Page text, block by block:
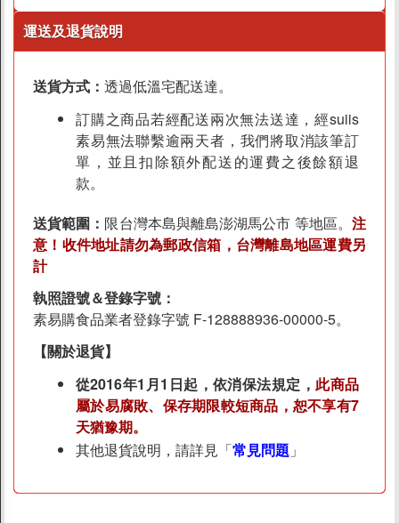
海外訂購辦法
折價券說明
客服資訊
素易購LINE客服
聯絡我們
上架提案
運送及退貨說明
送貨方式： 透過低溫宅配送達。
訂購之商品若經配送兩次無法送達，經suiis
素易無法聯繫逾兩天者，我們將取消該筆訂
單，並且扣除額外配送的運費之後餘額退
款。
送貨範圍： 限台灣本島與離島澎湖馬公市 等地區。注
意！收件地址請勿為郵政信箱，台灣離島地區運費另
計
執照證號＆登錄字號：
素易購食品業者登錄字號 F-128888936-00000-5。
【關於退貨】
從2016年1月1日起，依消保法規定，此商品
屬於易腐敗、保存期限較短商品，恕不享有7
天猶豫期。
其他退貨說明，請詳見「常見問題 」